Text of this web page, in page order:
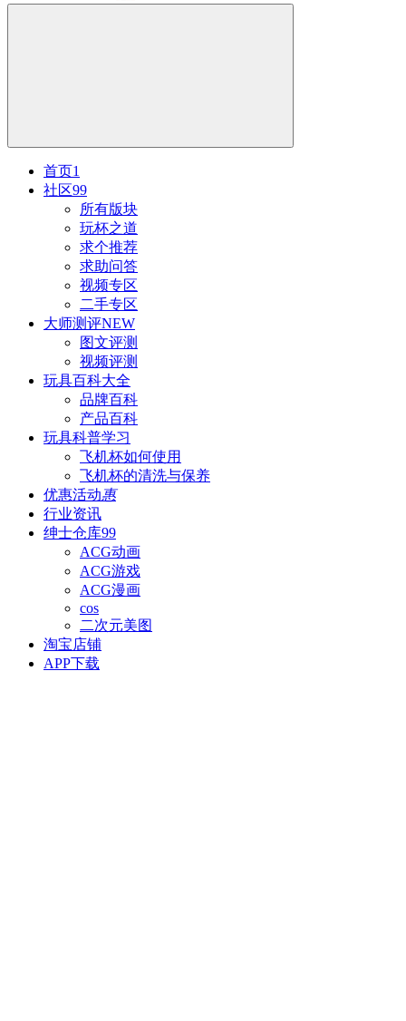
首页1
社区99
所有版块
玩杯之道
求个推荐
求助问答
视频专区
二手专区
大师测评NEW
图文评测
视频评测
玩具百科大全
品牌百科
产品百科
玩具科普学习
飞机杯如何使用
飞机杯的清洗与保养
优惠活动惠
行业资讯
绅士仓库99
ACG动画
ACG游戏
ACG漫画
cos
二次元美图
淘宝店铺
APP下载